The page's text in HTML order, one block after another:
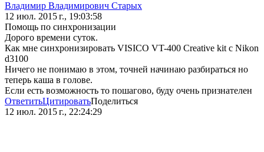
Владимир Владимирович Старых
12 июл. 2015 г., 19:03:58
Помощь по синхронизации
Дорого времени суток.
Как мне синхронизировать VISICO VT-400 Creative kit с Nikon
d3100
Ничего не понимаю в этом, точней начинаю разбираться но
теперь каша в голове.
Если есть возможность то пошагово, буду очень признателен
ОтветитьЦитироватьПоделиться
12 июл. 2015 г., 22:24:29